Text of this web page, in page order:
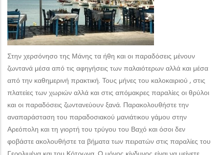
Στην χερσόνησο της Μάνης τα ήθη και οι παραδόσεις μένουν
ζωντανά μέσα από τις αφηγήσεις των παλαιότερων αλλά και μέσα
από την καθημερινή πρακτική. Τους μήνες του καλοκαιριού , στις
πλατείες των χωριών αλλά και στις απόμακρες παραλίες οι θρύλοι
και οι παραδόσεις ζωντανεύουν ξανά. Παρακολουθήστε την
αναπαράσταση του παραδοσιακού μανιάτικου γάμου στην
Αρεόπολη και τη γιορτή του τρύγου του Βαχό και όσοι δεν
φοβάστε ακολουθήστε τα βήματα των πειρατών στις παραλίες του